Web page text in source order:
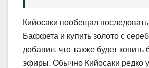
Кийосаки пообещал последовать
Баффета и купить золото с
добавил, что также будет копить
эфиры. Обычно Кийосаки редко